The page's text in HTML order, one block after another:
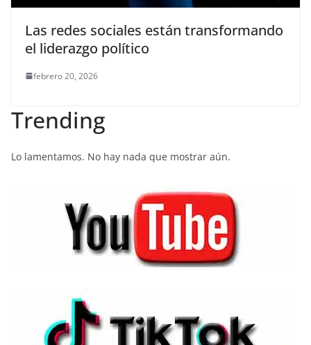
Las redes sociales están transformando
el liderazgo político
febrero 20, 2026
Trending
Lo lamentamos. No hay nada que mostrar aún.